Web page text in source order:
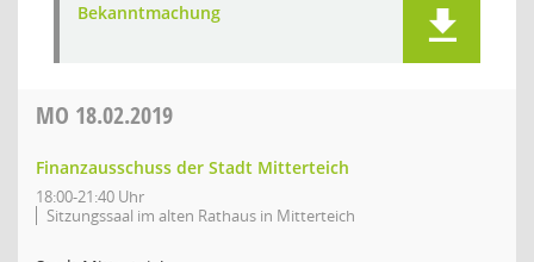
Bekanntmachung
MO 18.02.2019
Finanzausschuss der Stadt Mitterteich
18:00-21:40 Uhr
Sitzungssaal im alten Rathaus in Mitterteich